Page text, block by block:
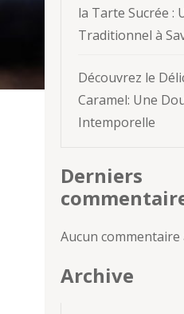
la Tarte Sucrée :
Traditionnel à
Découvrez le
Caramel: Une
Intemporelle
Derniers
Aucun commentaire
Archive